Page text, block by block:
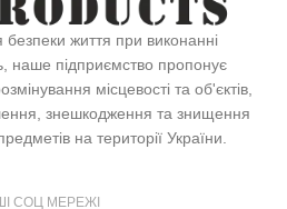
життя при виконанні
наше підприємство пропонує
місцевості та об'єктів,
знешкодження та знищення
на території України.
СОЦ МЕРЕЖІ